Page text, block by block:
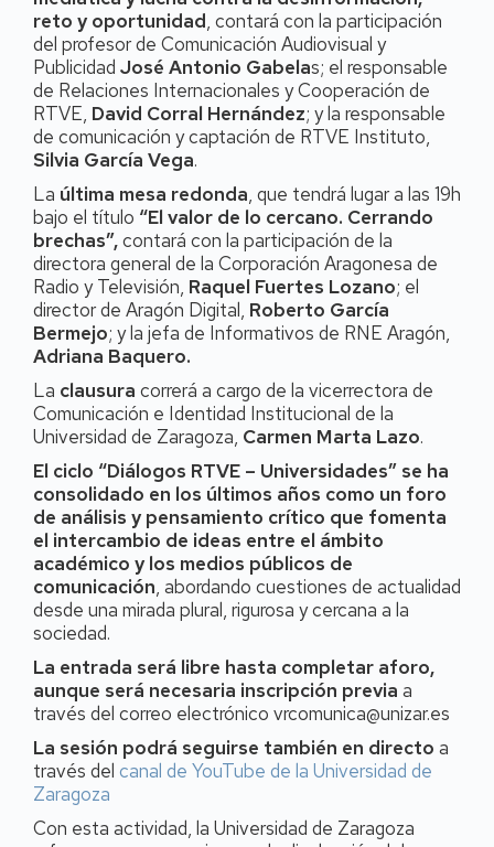
reto y oportunidad, contará con la participación
del profesor de Comunicación Audiovisual y
Publicidad José Antonio Gabelas; el responsable
de Relaciones Internacionales y Cooperación de
RTVE, David Corral Hernández; y la responsable
de comunicación y captación de RTVE Instituto,
Silvia García Vega.
La última mesa redonda, que tendrá lugar a las 19h
bajo el título “El valor de lo cercano. Cerrando
brechas”,contará con la participación de la
directora general de la Corporación Aragonesa de
Radio y Televisión, Raquel Fuertes Lozano; el
director de Aragón Digital, Roberto García
Bermejo; y la jefa de Informativos de RNE Aragón,
Adriana Baquero.
La clausura correrá a cargo de la vicerrectora de
Comunicación e Identidad Institucional de la
Universidad de Zaragoza, Carmen Marta Lazo.
El ciclo “Diálogos RTVE – Universidades” se ha
consolidado en los últimos años como un foro
de análisis y pensamiento crítico que fomenta
el intercambio de ideas entre el ámbito
académico y los medios públicos de
comunicación, abordando cuestiones de actualidad
desde una mirada plural, rigurosa y cercana a la
sociedad.
La entrada será libre hasta completar aforo,
aunque será necesaria inscripción previa a
través del correo electrónico vrcomunica@unizar.es
La sesión podrá seguirse también en directo a
través del canal de YouTube de la Universidad de
Zaragoza
Con esta actividad, la Universidad de Zaragoza